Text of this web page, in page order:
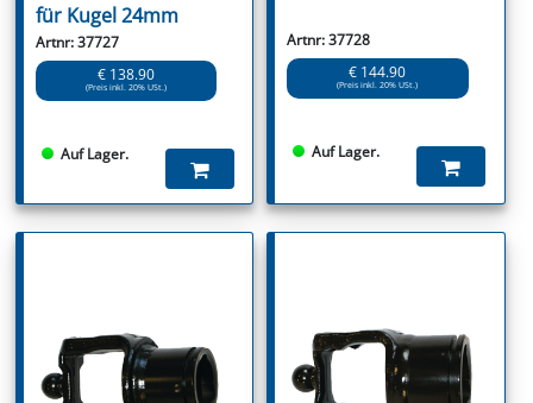
für Kugel 24mm
Artnr: 37727
€ 138.90
(Preis inkl. 20% USt.)
Auf Lager.
Artnr: 37728
€ 144.90
(Preis inkl. 20% USt.)
Auf Lager.